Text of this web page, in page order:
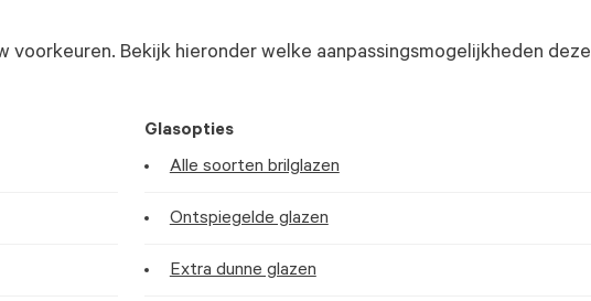
voorkeuren. Bekijk hieronder welke aanpassingsmogelijkheden deze
Glasopties
Alle soorten brilglazen
Ontspiegelde glazen
Extra dunne glazen